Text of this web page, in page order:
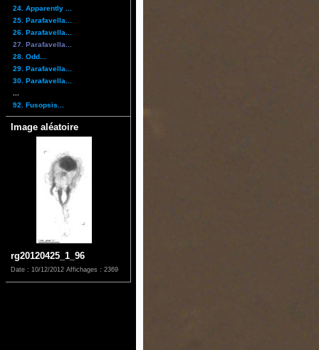
24. Apparently ...
25. Parafavella...
26. Parafavella...
27. Parafavella...
28. Odd...
29. Parafavella...
30. Parafavella...
92. Fusopsis...
Image aléatoire
rg20120425_1_96
Date : 10/12/2012 Affichages : 2369